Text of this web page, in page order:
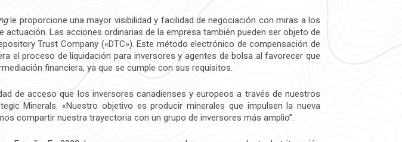
le proporcione una mayor visibilidad y facilidad de negociación con miras a los
Las acciones ordinarias de la empresa también pueden ser objeto de
Trust Company («DTC»). Este método electrónico de compensación de
el proceso de liquidación para inversores y agentes de bolsa al favorecer que
financiera, ya que se cumple con sus requisitos.
de acceso que los inversores canadienses y europeos a través de nuestros
Minerals. «Nuestro objetivo es producir minerales que impulsen la nueva
compartir nuestra trayectoria con un grupo de inversores más amplio”.